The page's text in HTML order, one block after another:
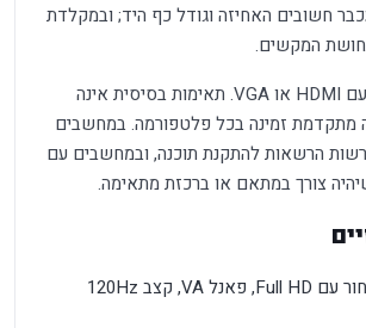
חשובים האחיזה וגודל כף היד; ובמקלדת
המקשים.
מחשבים עם HDMI או VGA. תאימות בסיסית אינה
מתקדמת זמינה בכל פלטפורמה. במחשבים
הרשאות להתקנת תוכנה, ובמחשבים עם
צורך במתאם או ברכזת מתאימה.
מסך 27 אינץ׳ שחור עם Full HD, פאנל VA, קצב 120Hz